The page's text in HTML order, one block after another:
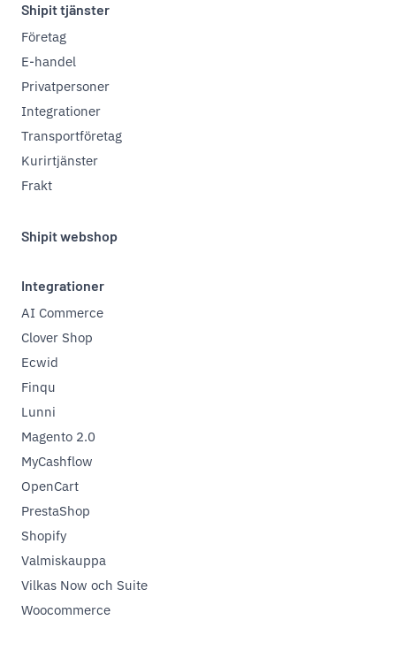
Shipit tjänster
Företag
E-handel
Privatpersoner
Integrationer
Transportföretag
Kurirtjänster
Frakt
Shipit webshop
Integrationer
AI Commerce
Clover Shop
Ecwid
Finqu
Lunni
Magento 2.0
MyCashflow
OpenCart
PrestaShop
Shopify
Valmiskauppa
Vilkas Now och Suite
Woocommerce